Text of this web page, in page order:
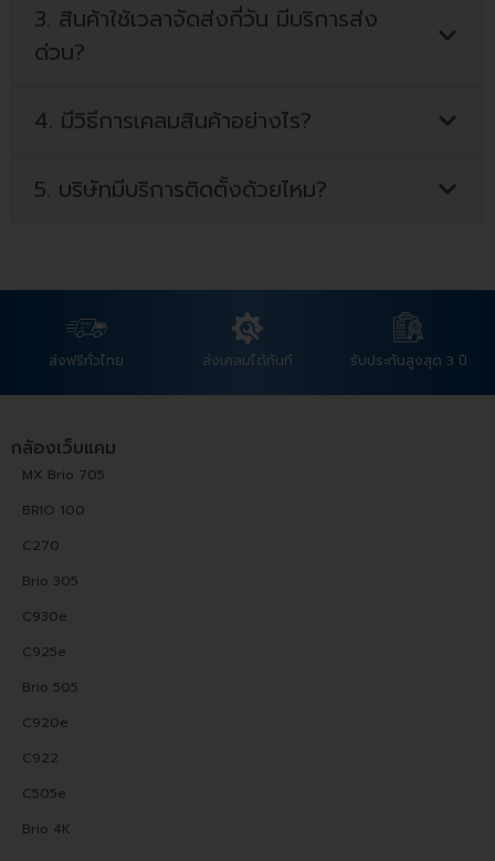
3. สินค้าใช้เวลาจัดส่งกี่วัน มีบริการส่ง
ด่วน?
4. มีวิธีการเคลมสินค้าอย่างไร?
5. บริษัทมีบริการติดตั้งด้วยไหม?
ส่งฟรีทั่วไทย ส่งเคลมได้ทันที รับประกันสูงสุด 3 ปี
กล้องเว็บแคม
MX Brio 705
BRIO 100
C270
Brio 305
C930e
C925e
Brio 505
C920e
C922
C505e
Brio 4K